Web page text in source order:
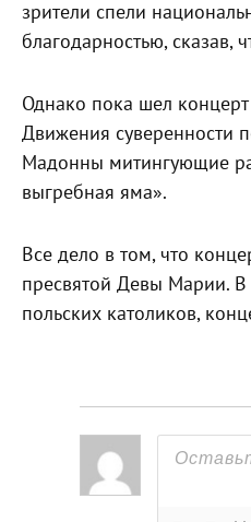
зрители спели
благодарностью, сказав,
Однако пока шел
Движения суверенности
Мадонны митингующие
выгребная яма».
Все дело в том, что
пресвятой Девы Марии. В
польских католиков,